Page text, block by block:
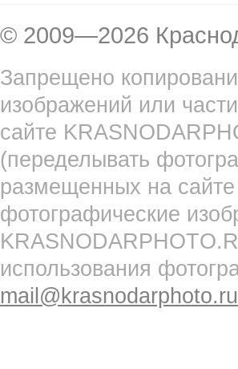
© 2009—2026
Запрещено
изображений или
сайте
(переделывать
размещенных на
фотографические
использования
mail@krasnodarphoto.ru